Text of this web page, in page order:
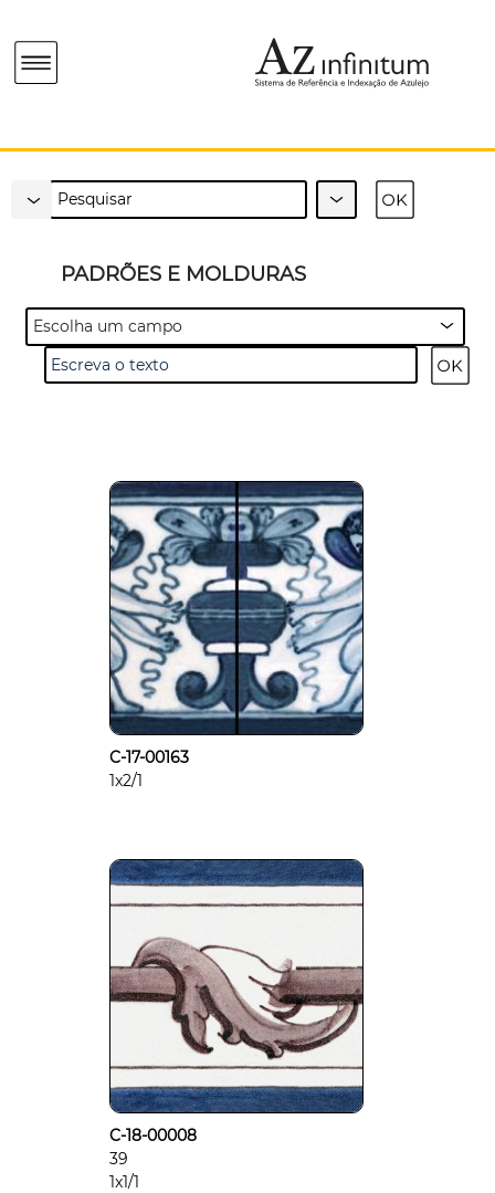
PADRÕES E MOLDURAS
C-17-00163
1x2/1
C-18-00008
39
1x1/1